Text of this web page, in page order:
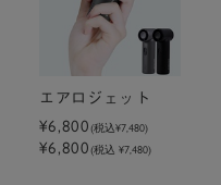
エアロジェット
¥6,800(税込¥7,480)
¥6,800(税込 ¥7,480)